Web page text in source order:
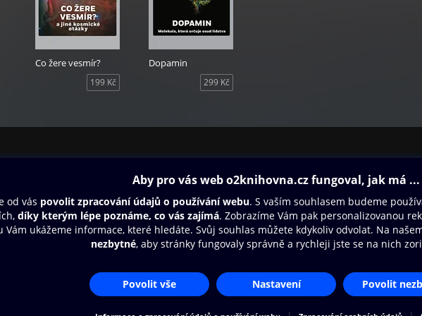
Co žere vesmír?
199 Kč
Dopamin
299 Kč
Dárkový poukaz
Nápověda
Napište nám
Oneplay Originály
Sport
Nákupní řád Přístupnost Zásady zpracování osobních údajů Cookies